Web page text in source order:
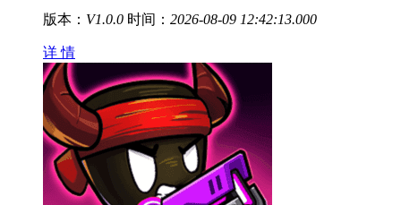
版本： V1.0.0 时间： 2026-08-09 12:42:13.000
详 情